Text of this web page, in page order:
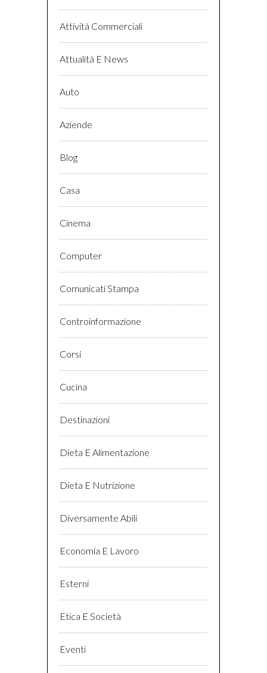
Attività Commerciali
Attualità E News
Auto
Aziende
Blog
Casa
Cinema
Computer
Comunicati Stampa
Controinformazione
Corsi
Cucina
Destinazioni
Dieta E Alimentazione
Dieta E Nutrizione
Diversamente Abili
Economia E Lavoro
Esterni
Etica E Società
Eventi